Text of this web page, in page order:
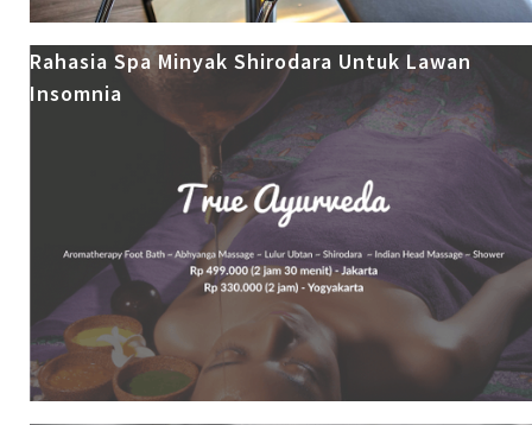
Rahasia Spa Minyak Shirodara Untuk Lawan
Insomnia